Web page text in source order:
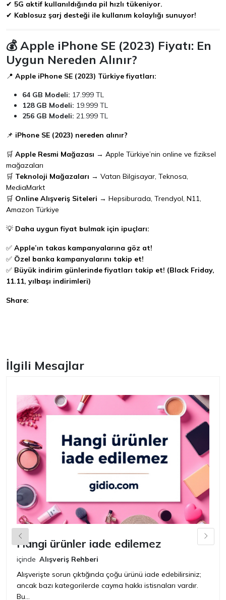
✔ 5G aktif kullanıldığında pil hızlı tükeniyor.
✔ Kablosuz şarj desteği ile kullanım kolaylığı sunuyor!
💰 Apple iPhone SE (2023) Fiyatı: En
Uygun Nereden Alınır?
📍 Apple iPhone SE (2023) Türkiye fiyatları:
64 GB Modeli: 17.999 TL
128 GB Modeli: 19.999 TL
256 GB Modeli: 21.999 TL
📌 iPhone SE (2023) nereden alınır?
🛒 Apple Resmi Mağazası → Apple Türkiye’nin online ve fiziksel
mağazaları
🛒 Teknoloji Mağazaları → Vatan Bilgisayar, Teknosa,
MediaMarkt
🛒 Online Alışveriş Siteleri → Hepsiburada, Trendyol, N11,
Amazon Türkiye
💡 Daha uygun fiyat bulmak için ipuçları:
✅ Apple’ın takas kampanyalarına göz at!
✅ Özel banka kampanyalarını takip et!
✅ Büyük indirim günlerinde fiyatları takip et! (Black Friday,
11.11, yılbaşı indirimleri)
Share:
İlgili Mesajlar
Hangi ürünler iade edilemez
içinde Alışveriş Rehberi
Alışverişte sorun çıktığında çoğu ürünü iade edebilirsiniz;
ancak bazı kategorilerde cayma hakkı istisnaları vardır.
Bu...